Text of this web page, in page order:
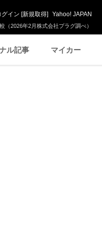
2026年2月株式会社プラグ調べ）
グイン [新規取得] Yahoo! JAPAN
ル記事 マイカー